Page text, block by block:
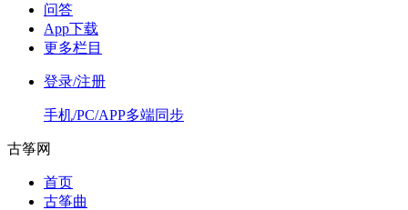
问答
App下载
更多栏目
登录/注册
手机/PC/APP多端同步
古筝网
首页
古筝曲